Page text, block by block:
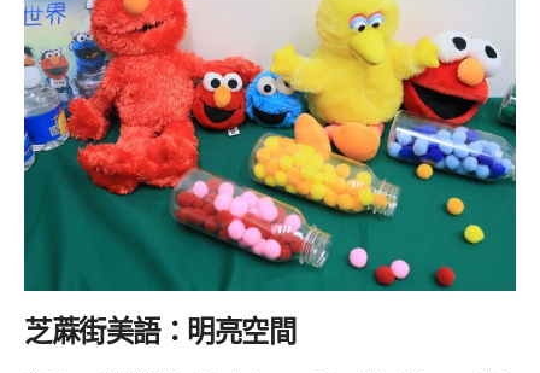
芝蔴街美語：明亮空間